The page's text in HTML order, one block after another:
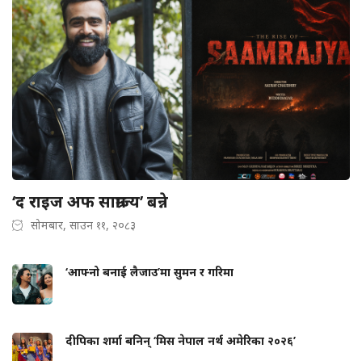
‘द राइज अफ साम्राज्य’ बन्ने
सोमबार, साउन ११, २०८३
‘आफ्नो बनाई लैजाउ’मा सुमन र गरिमा
दीपिका शर्मा बनिन् ‘मिस नेपाल नर्थ अमेरिका २०२६’